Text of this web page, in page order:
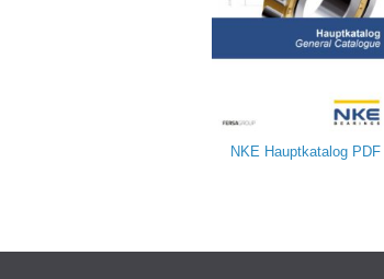
NKE Hauptkatalog PDF